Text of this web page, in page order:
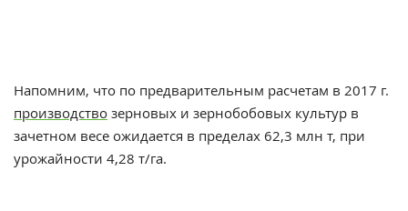
Напомним, что по предварительным расчетам в 2017 г.
производство зерновых и зернобобовых культур в
зачетном весе ожидается в пределах 62,3 млн т, при
урожайности 4,28 т/га.